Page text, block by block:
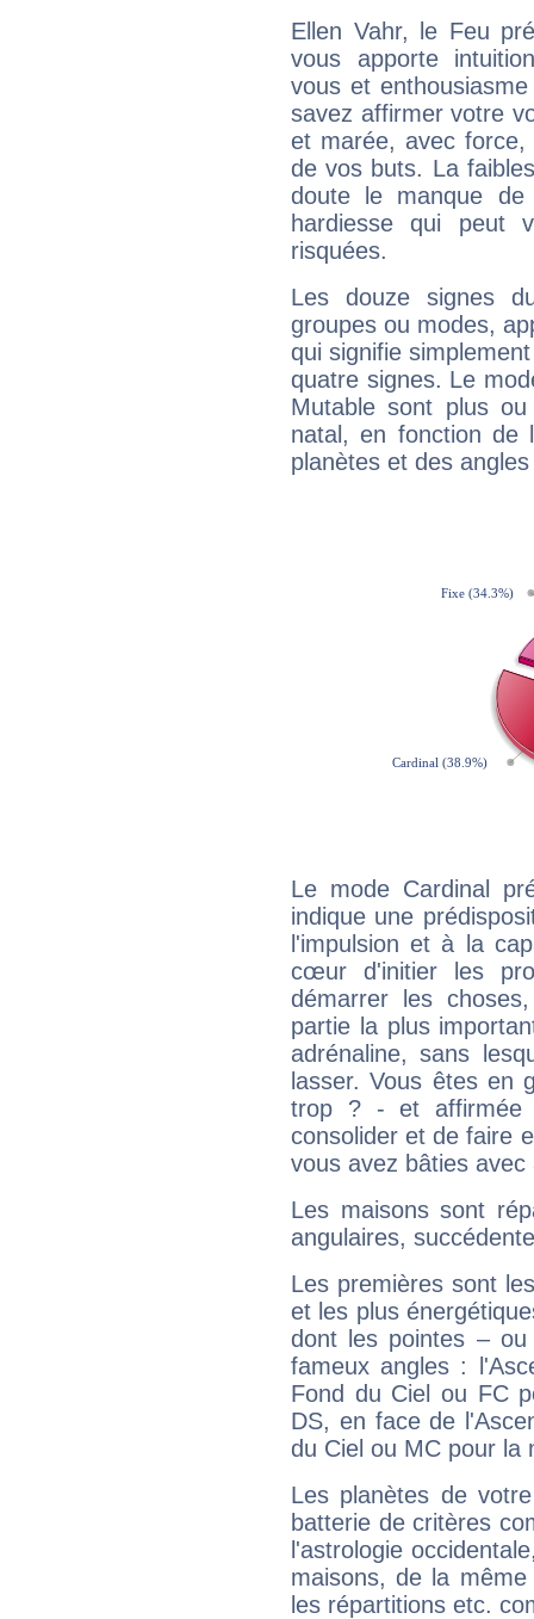
Ellen Vahr, le Feu
vous apporte
vous et
savez affirmer votre
et marée, avec
de vos buts. La
doute le manque
hardiesse qui peut
risquées.
Les douze signes
groupes ou modes,
qui signifie
quatre signes. Le
Mutable sont plus
natal, en fonction de
planètes et des
Le mode Cardinal
indique une
l'impulsion et à la
cœur d'initier les
démarrer les
partie la plus
adrénaline, sans
lasser. Vous êtes en
trop ? - et affirmée
consolider et de faire
vous avez bâties avec
Les maisons sont
angulaires,
Les premières sont
et les plus
dont les pointes –
fameux angles :
Fond du Ciel ou FC
DS, en face de
du Ciel ou MC pour la
Les planètes de
batterie de critères
l'astrologie
maisons, de la
les répartitions etc.